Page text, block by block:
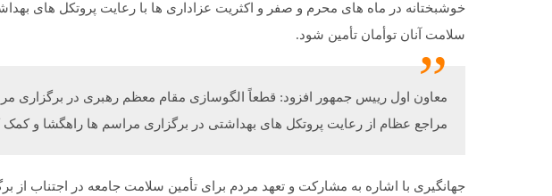
خوشبختانه در ماه های محرم و صفر و اکثریت عزاداری ها با رعایت پروتکل های
سلامت آنان توأمان تأمین شود.
معاون اول رییس جمهور افزود: قطعاً الگوسازی مقام معظم رهبری در برگزاری
مراجع عظام از رعایت پروتکل های بهداشتی در برگزاری مراسم ها راهگشا و کمک
جهانگیری با اشاره به مشارکت و تعهد مردم برای تأمین سلامت جامعه در اجتناب از